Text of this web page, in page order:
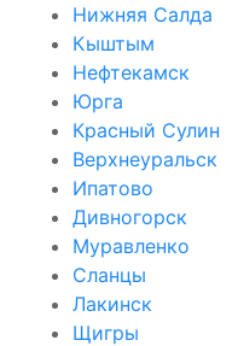
Нижняя Салда
Кыштым
Нефтекамск
Юрга
Красный Сулин
Верхнеуральск
Ипатово
Дивногорск
Муравленко
Сланцы
Лакинск
Щигры